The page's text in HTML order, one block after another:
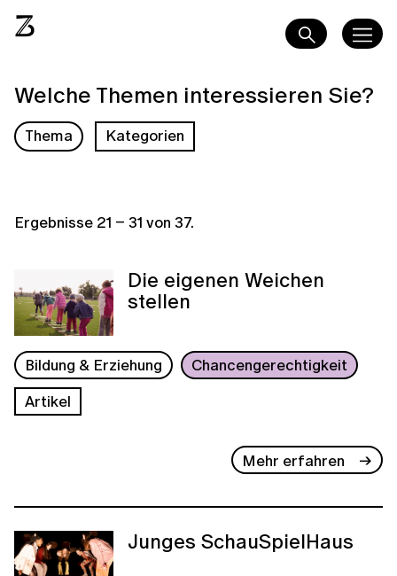
Welche Themen interessieren Sie?
Thema Kategorien
Ergebnisse 21 – 31 von 37.
Die eigenen Weichen
stellen
Bildung & Erziehung
Chancengerechtigkeit
Artikel
Mehr erfahren
Junges SchauSpielHaus